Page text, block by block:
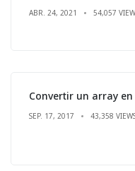
ABR. 24, 2021 54,057
Convertir un array
SEP. 17, 2017 43,358